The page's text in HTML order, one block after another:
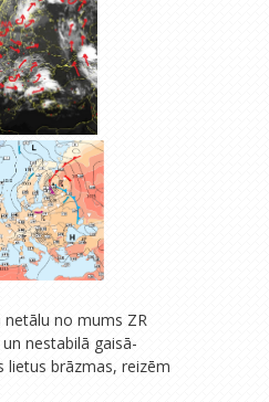
netālu no mums ZR
nestabilā gaisā-
lietus brāzmas, reizēm